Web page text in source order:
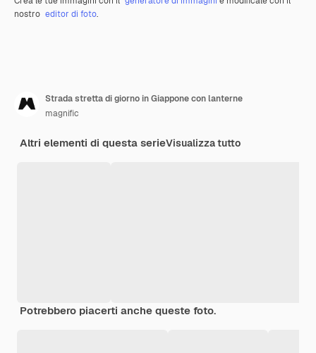
nostro editor di foto.
Strada stretta di giorno in Giappone con lanterne
magnific
Altri elementi di questa serieVisualizza tutto
Potrebbero piacerti anche queste foto.